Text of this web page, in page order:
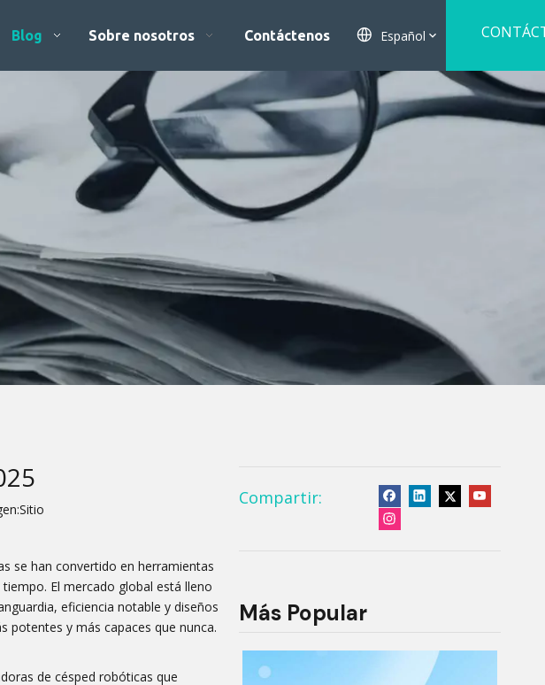
Blog Sobre nosotros Contáctenos Español
Sitio
se han convertido en herramientas
El mercado global está lleno
eficiencia notable y diseños
potentes y más capaces que nunca.
de césped robóticas que
Compartir:
Más Popular